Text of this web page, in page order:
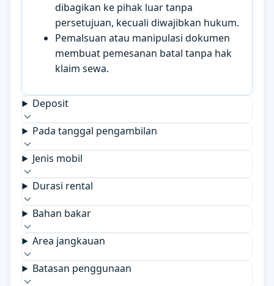
dibagikan ke pihak luar tanpa
persetujuan, kecuali diwajibkan hukum.
Pemalsuan atau manipulasi dokumen
membuat pemesanan batal tanpa hak
klaim sewa.
Deposit
Pada tanggal pengambilan
Jenis mobil
Durasi rental
Bahan bakar
Area jangkauan
Batasan penggunaan